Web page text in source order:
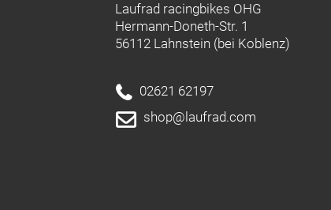
Laufrad racingbikes OHG
Hermann-Doneth-Str. 1
56112 Lahnstein (bei Koblenz)
02621 62197
shop@laufrad.com